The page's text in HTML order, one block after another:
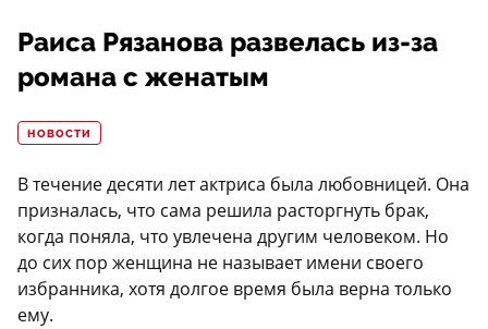
Раиса Рязанова развелась из-за
романа с женатым
НОВОСТИ
В течение десяти лет актриса была любовницей. Она
призналась, что сама решила расторгнуть брак,
когда поняла, что увлечена другим человеком. Но
до сих пор женщина не называет имени своего
избранника, хотя долгое время была верна только
ему.